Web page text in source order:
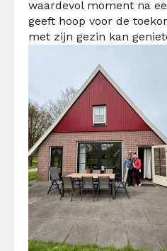
waardevol moment na
geeft hoop voor de
met zijn gezin kan